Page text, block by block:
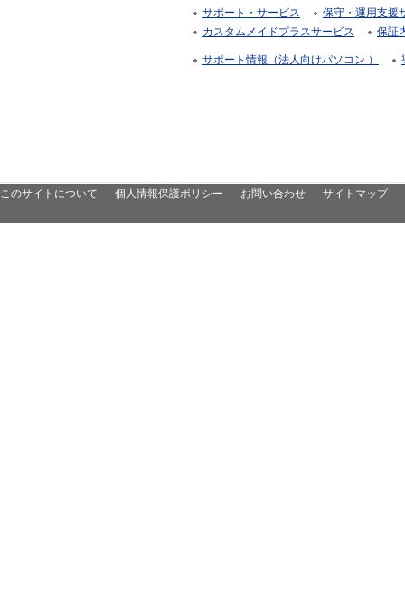
サポート・サービス
保守・運用支援
カスタムメイドプラスサービス
保証
サポート情報（法人向けパソコン ）
このサイトについて 個人情報保護ポリシー お問い合わせ サイトマップ